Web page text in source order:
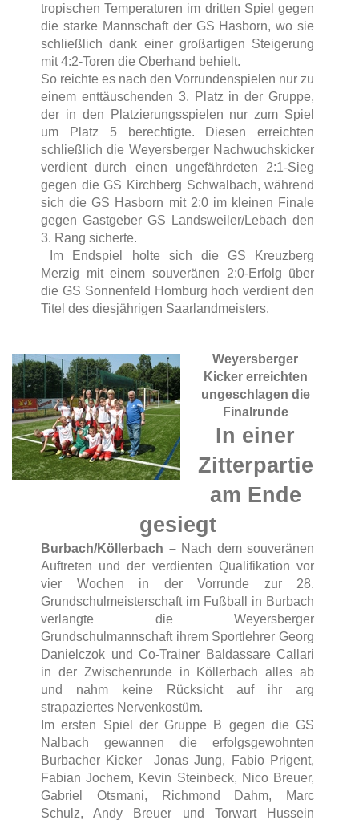
tropischen Temperaturen im dritten Spiel gegen
die starke Mannschaft der GS Hasborn, wo sie
schließlich dank einer großartigen Steigerung
mit 4:2-Toren die Oberhand behielt.
So reichte es nach den Vorrundenspielen nur zu
einem enttäuschenden 3. Platz in der Gruppe,
der in den Platzierungsspielen nur zum Spiel
um Platz 5 berechtigte. Diesen erreichten
schließlich die Weyersberger Nachwuchskicker
verdient durch einen ungefährdeten 2:1-Sieg
gegen die GS Kirchberg Schwalbach, während
sich die GS Hasborn mit 2:0 im kleinen Finale
gegen Gastgeber GS Landsweiler/Lebach den
3. Rang sicherte.
Im Endspiel holte sich die GS Kreuzberg
Merzig mit einem souveränen 2:0-Erfolg über
die GS Sonnenfeld Homburg hoch verdient den
Titel des diesjährigen Saarlandmeisters.
Weyersberger
Kicker erreichten
ungeschlagen die
Finalrunde
In einer
Zitterpartie
am Ende
gesiegt
Burbach/Köllerbach – Nach dem souveränen
Auftreten und der verdienten Qualifikation vor
vier Wochen in der Vorrunde zur 28.
Grundschulmeisterschaft im Fußball in Burbach
verlangte die Weyersberger
Grundschulmannschaft ihrem Sportlehrer Georg
Danielczok und Co-Trainer Baldassare Callari
in der Zwischenrunde in Köllerbach alles ab
und nahm keine Rücksicht auf ihr arg
strapaziertes Nervenkostüm.
Im ersten Spiel der Gruppe B gegen die GS
Nalbach gewannen die erfolgsgewohnten
Burbacher Kicker Jonas Jung, Fabio Prigent,
Fabian Jochem, Kevin Steinbeck, Nico Breuer,
Gabriel Otsmani, Richmond Dahm, Marc
Schulz, Andy Breuer und Torwart Hussein